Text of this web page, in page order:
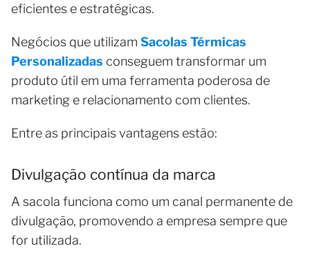
eficientes e estratégicas.
Negócios que utilizam Sacolas Térmicas
Personalizadas conseguem transformar um
produto útil em uma ferramenta poderosa de
marketing e relacionamento com clientes.
Entre as principais vantagens estão:
Divulgação contínua da marca
A sacola funciona como um canal permanente de
divulgação, promovendo a empresa sempre que
for utilizada.